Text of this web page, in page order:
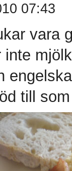
07:43
vara
inte
till